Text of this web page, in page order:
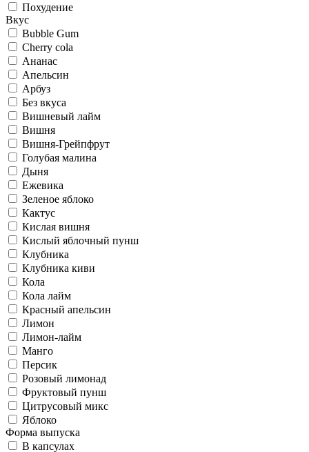
Похудение
Вкус
Bubble Gum
Cherry cola
Ананас
Апельсин
Арбуз
Без вкуса
Вишневый лайм
Вишня
Вишня-Грейпфрут
Голубая малина
Дыня
Ежевика
Зеленое яблоко
Кактус
Кислая вишня
Кислый яблочный пунш
Клубника
Клубника киви
Кола
Кола лайм
Красный апельсин
Лимон
Лимон-лайм
Манго
Персик
Розовый лимонад
Фруктовый пунш
Цитрусовый микс
Яблоко
Форма выпуска
В капсулах